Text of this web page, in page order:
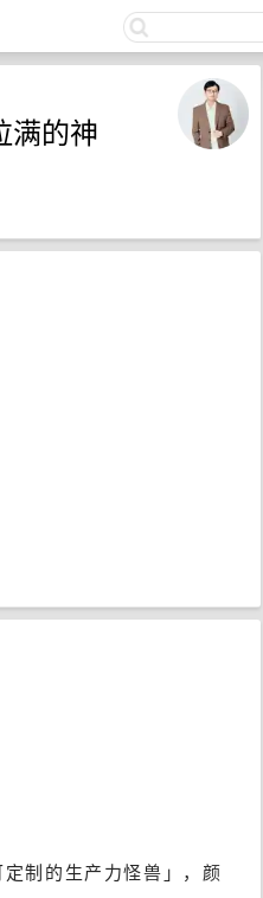
满的神
制的生产力怪兽」，颜